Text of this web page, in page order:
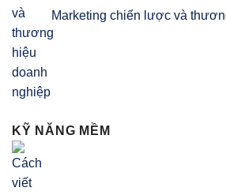
Marketing chiến lược và
KỸ NĂNG MỀM